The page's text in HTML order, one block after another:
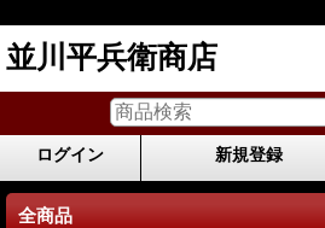
並川平兵衛商店
ログイン 新規登録
全商品